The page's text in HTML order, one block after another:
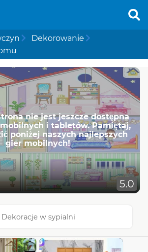
Dekorowanie
nie jest jeszcze dostępna
i tabletów. Pamiętaj,
poniżej naszych najlepszych
gier mobilnych!
5.0
Dekoracje w sypialni